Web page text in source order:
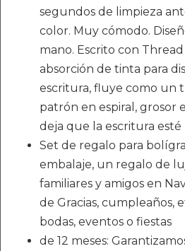
segundos de limpieza
color. Muy cómodo.
mano. Escrito con
absorción de tinta para
escritura, fluye como un
patrón en espiral, grosor
deja que la escritura esté
Set de regalo para
embalaje, un regalo de
familiares y amigos en
de Gracias, cumpleaños,
bodas, eventos o fiestas
de 12 meses: